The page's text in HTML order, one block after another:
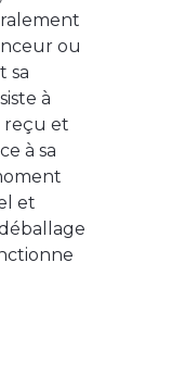
ou
sa
à
reçu et
à sa
et